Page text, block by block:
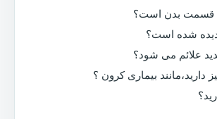
قسمت بدن است؟
دیده شده است؟
علائم می شود؟
دارید،مانند بیماری کرون ؟